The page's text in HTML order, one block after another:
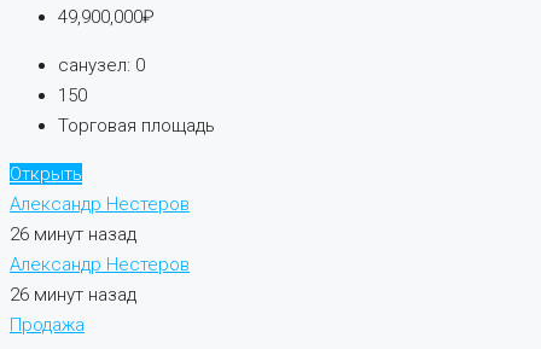
49,900,000₽
санузел: 0
150
Торговая площадь
Открыть
Александр Нестеров
26 минут назад
Александр Нестеров
26 минут назад
Продажа